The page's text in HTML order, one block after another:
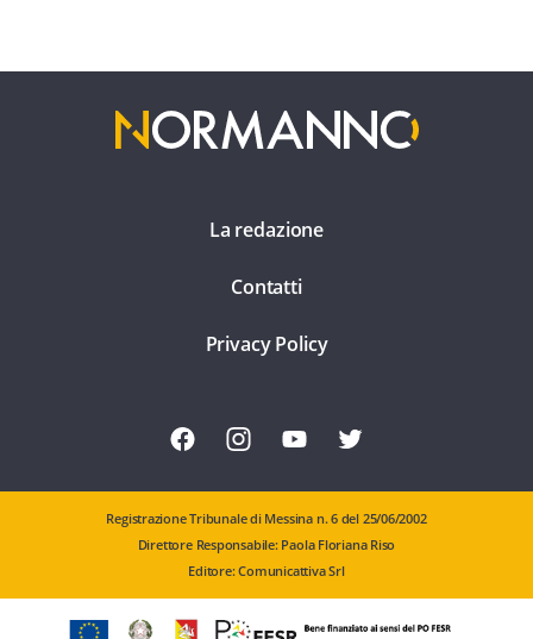
La redazione
Contatti
Privacy Policy
Registrazione Tribunale di Messina n. 6 del 25/06/2002
Direttore Responsabile: Paola Floriana Riso
Editore: Comunicattiva Srl